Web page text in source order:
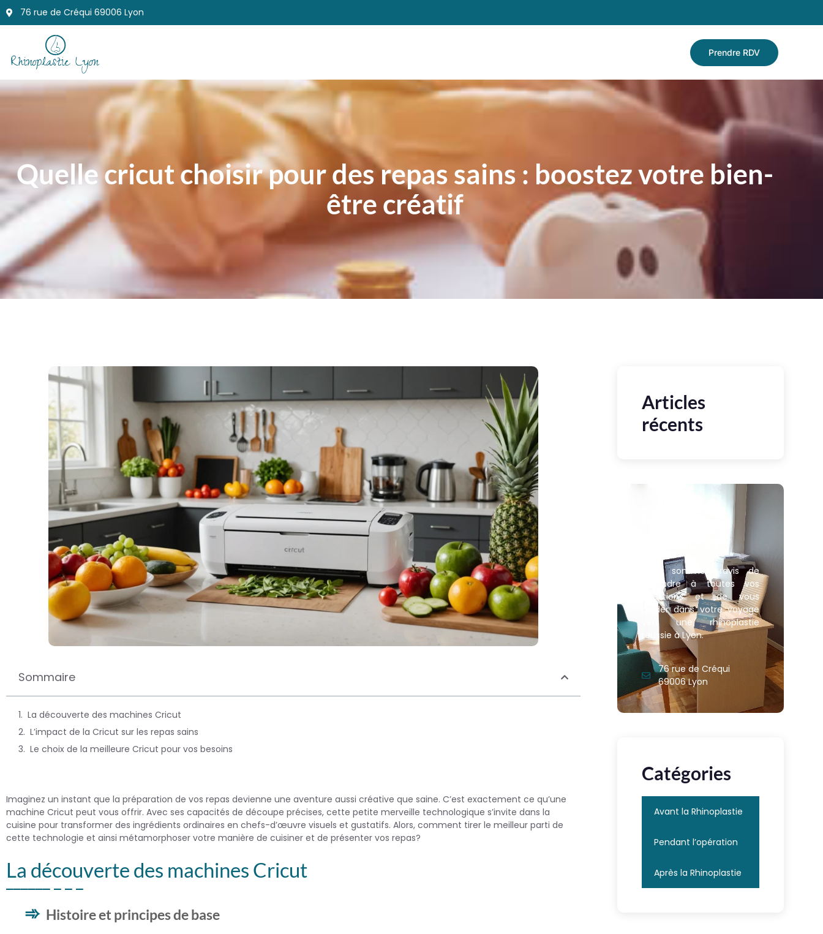
76 rue de Créqui 69006 Lyon
Prendre RDV
Quelle cricut choisir pour des repas sains : boostez votre bien-
être créatif
Sommaire
La découverte des machines Cricut
L’impact de la Cricut sur les repas sains
Le choix de la meilleure Cricut pour vos besoins
Imaginez un instant que la préparation de vos repas devienne une aventure aussi créative que saine. C’est exactement ce qu’une
machine Cricut peut vous offrir. Avec ses capacités de découpe précises, cette petite merveille technologique s’invite dans la
cuisine pour transformer des ingrédients ordinaires en chefs-d’œuvre visuels et gustatifs. Alors, comment tirer le meilleur parti de
cette technologie et ainsi métamorphoser votre manière de cuisiner et de présenter vos repas?
La découverte des machines Cricut
Histoire et principes de base
Articles
récents
Nous sommes ravis de
répondre à toutes vos
questions et de vous
guider dans votre voyage
vers une rhinoplastie
réussie à Lyon.
76 rue de Créqui
69006 Lyon
Catégories
Avant la Rhinoplastie
Pendant l’opération
Après la Rhinoplastie